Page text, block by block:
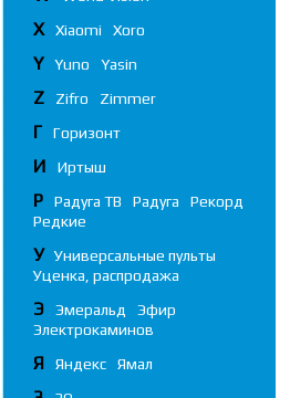
X Xiaomi Xoro
Y Yuno Yasin
Z Zifro Zimmer
Г Горизонт
И Иртыш
Р Радуга ТВ Радуга
Рекорд
Редкие
У
Универсальные пульты
Уценка, распродажа
Э Эмеральд
Эфир
Электрокаминов
Я Яндекс Ямал